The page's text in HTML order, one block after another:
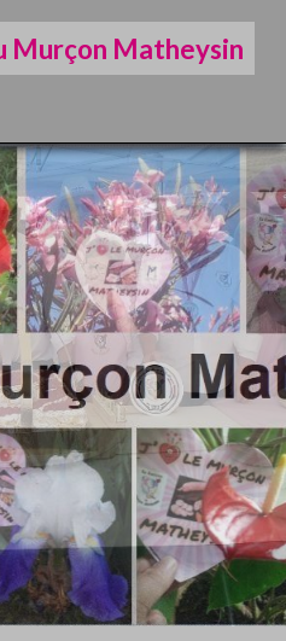
Murçon Matheysin